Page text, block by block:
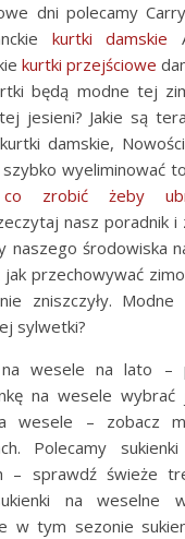
dni polecamy Carry
kurtki damskie
kurtki przejściowe
będą modne tej
jesieni? Jakie są
damskie,
szybko wyeliminować
co zrobić żeby
nasz poradnik i
naszego środowiska
przechowywać
zniszczyły. Modne
sylwetki?
na wesele na lato –
na wesele wybrać
wesele – zobacz
Polecamy
– sprawdź świeże
na weselne
w tym sezonie